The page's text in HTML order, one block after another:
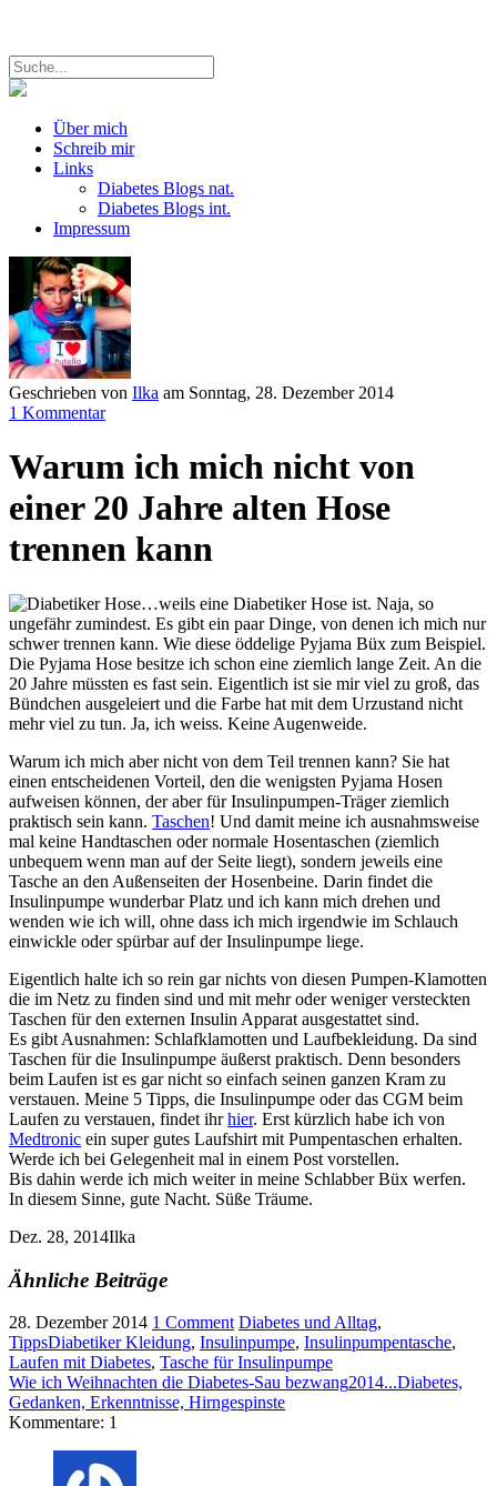
Über mich
Schreib mir
Links
Diabetes Blogs nat.
Diabetes Blogs int.
Impressum
Geschrieben von Ilka am Sonntag, 28. Dezember 2014
1 Kommentar
Warum ich mich nicht von
einer 20 Jahre alten Hose
trennen kann
…weils eine Diabetiker Hose ist. Naja, so
ungefähr zumindest. Es gibt ein paar Dinge, von denen ich mich nur
schwer trennen kann. Wie diese öddelige Pyjama Büx zum Beispiel.
Die Pyjama Hose besitze ich schon eine ziemlich lange Zeit. An die
20 Jahre müssten es fast sein. Eigentlich ist sie mir viel zu groß, das
Bündchen ausgeleiert und die Farbe hat mit dem Urzustand nicht
mehr viel zu tun. Ja, ich weiss. Keine Augenweide.
Warum ich mich aber nicht von dem Teil trennen kann? Sie hat
einen entscheidenen Vorteil, den die wenigsten Pyjama Hosen
aufweisen können, der aber für Insulinpumpen-Träger ziemlich
praktisch sein kann. Taschen! Und damit meine ich ausnahmsweise
mal keine Handtaschen oder normale Hosentaschen (ziemlich
unbequem wenn man auf der Seite liegt), sondern jeweils eine
Tasche an den Außenseiten der Hosenbeine. Darin findet die
Insulinpumpe wunderbar Platz und ich kann mich drehen und
wenden wie ich will, ohne dass ich mich irgendwie im Schlauch
einwickle oder spürbar auf der Insulinpumpe liege.
Eigentlich halte ich so rein gar nichts von diesen Pumpen-Klamotten
die im Netz zu finden sind und mit mehr oder weniger versteckten
Taschen für den externen Insulin Apparat ausgestattet sind.
Es gibt Ausnahmen: Schlafklamotten und Laufbekleidung. Da sind
Taschen für die Insulinpumpe äußerst praktisch. Denn besonders
beim Laufen ist es gar nicht so einfach seinen ganzen Kram zu
verstauen. Meine 5 Tipps, die Insulinpumpe oder das CGM beim
Laufen zu verstauen, findet ihrhier. Erst kürzlich habe ich von
Medtronic ein super gutes Laufshirt mit Pumpentaschen erhalten.
Werde ich bei Gelegenheit mal in einem Post vorstellen.
Bis dahin werde ich mich weiter in meine Schlabber Büx werfen.
In diesem Sinne, gute Nacht. Süße Träume.
Dez. 28, 2014Ilka
Ähnliche Beiträge
28. Dezember 2014 1 Comment Diabetes und Alltag,
TippsDiabetiker Kleidung, Insulinpumpe, Insulinpumpentasche,
Laufen mit Diabetes, Tasche für Insulinpumpe
Wie ich Weihnachten die Diabetes-Sau bezwang2014...Diabetes,
Gedanken, Erkenntnisse, Hirngespinste
Kommentare: 1